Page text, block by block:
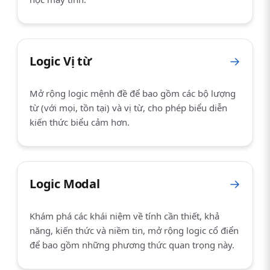
Logic Vị từ →
Mở rộng logic mệnh đề để bao gồm các bộ lượng
từ (với mọi, tồn tại) và vị từ, cho phép biểu diễn
kiến thức biểu cảm hơn.
Logic Modal →
Khám phá các khái niệm về tính cần thiết, khả
năng, kiến thức và niềm tin, mở rộng logic cổ điển
để bao gồm những phương thức quan trọng này.